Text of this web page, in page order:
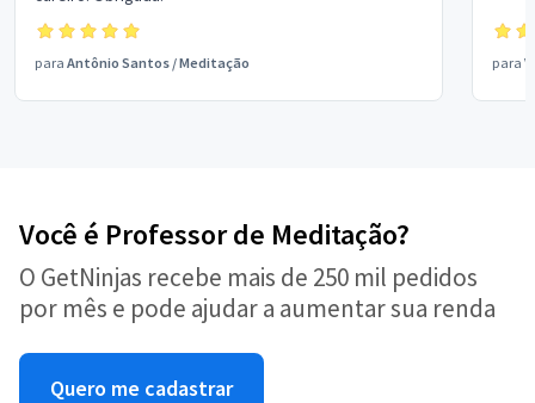
para Antônio Santos /Meditação para
Você é Professor de Meditação?
O GetNinjas recebe mais de 250 mil pedidos
por mês e pode ajudar a aumentar sua renda
Quero me cadastrar